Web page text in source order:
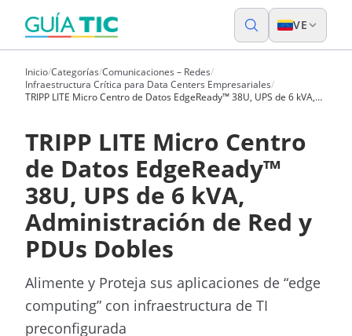
VE
Inicio/Categorías/Comunicaciones – Redes/
Infraestructura Crítica para Data Centers Empresariales/
TRIPP LITE Micro Centro de Datos EdgeReady™ 38U, UPS de 6 kVA,
TRIPP LITE Micro Centro
de Datos EdgeReady™
38U, UPS de 6 kVA,
Administración de Red y
PDUs Dobles
Alimente y Proteja sus aplicaciones de “edge
computing” con infraestructura de TI
preconfigurada